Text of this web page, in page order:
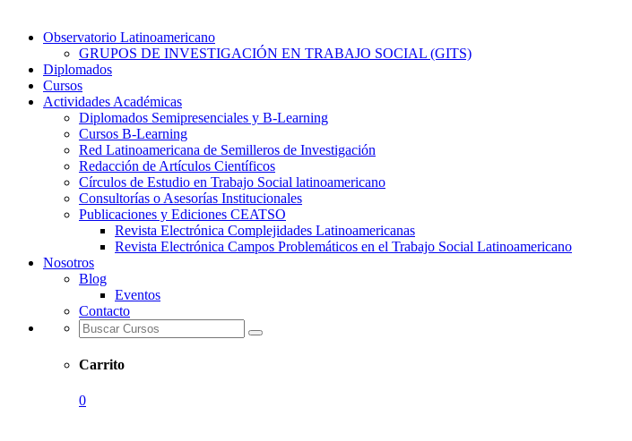
Observatorio Latinoamericano
GRUPOS DE INVESTIGACIÓN EN TRABAJO SOCIAL (GITS)
Diplomados
Cursos
Actividades Académicas
Diplomados Semipresenciales y B-Learning
Cursos B-Learning
Red Latinoamericana de Semilleros de Investigación
Redacción de Artículos Científicos
Círculos de Estudio en Trabajo Social latinoamericano
Consultorías o Asesorías Institucionales
Publicaciones y Ediciones CEATSO
Revista Electrónica Complejidades Latinoamericanas
Revista Electrónica Campos Problemáticos en el Trabajo Social Latinoamericano
Nosotros
Blog
Eventos
Contacto
Carrito
0